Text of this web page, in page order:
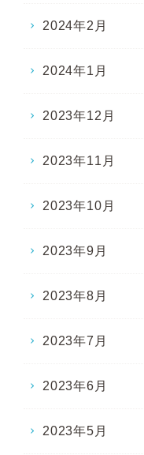
2024年2月
2024年1月
2023年12月
2023年11月
2023年10月
2023年9月
2023年8月
2023年7月
2023年6月
2023年5月